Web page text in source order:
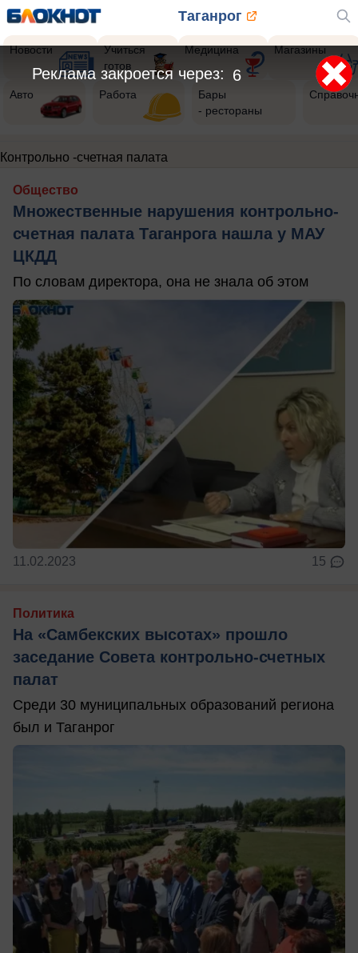
Таганрог
Новости
Учиться
готов
Медицина Магазины
Авто Работа
Бары
- рестораны
Контрольно -счетная палата
Общество
Множественные нарушения контрольно-
счетная палата Таганрога нашла у МАУ
ЦКДД
По словам директора, она не знала об этом
11.02.2023 15
Политика
На «Самбекских высотах» прошло
заседание Совета контрольно-счетных
палат
Среди 30 муниципальных образований региона
был и Таганрог
5
Реклама закроется через: